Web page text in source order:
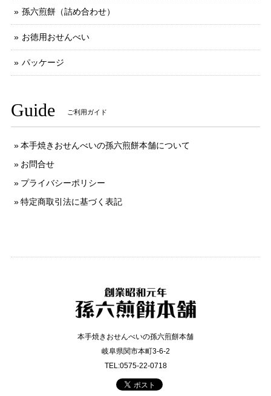
孫六煎餅（詰め合わせ）
お徳用おせんべい
パッケージ
Guide ご利用ガイド
本手焼きおせんべいの孫六煎餅本舗について
お問合せ
プライバシーポリシー
特定商取引法に基づく表記
本手焼きおせんべいの孫六煎餅本舗
岐阜県関市本町3-6-2
TEL:0575-22-0718